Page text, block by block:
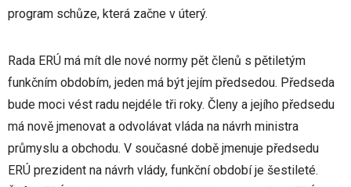
program schůze, která začne v úterý.
Rada ERÚ má mít dle nové normy pět členů s pětiletým
funkčním obdobím, jeden má být jejím předsedou. Předseda
bude moci vést radu nejdéle tři roky. Členy a jejího předsedu
má nově jmenovat a odvolávat vláda na návrh ministra
průmyslu a obchodu. V současné době jmenuje předsedu
ERÚ prezident na návrh vlády, funkční období je šestileté.